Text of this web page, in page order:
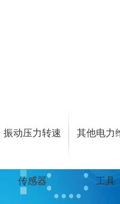
振动压力转速
传感器
其他电力
工具